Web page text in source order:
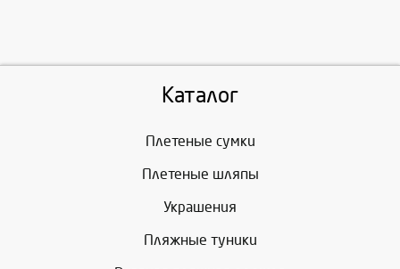
Каталог
Плетеные сумки
Плетеные шляпы
Украшения
Пляжные туники